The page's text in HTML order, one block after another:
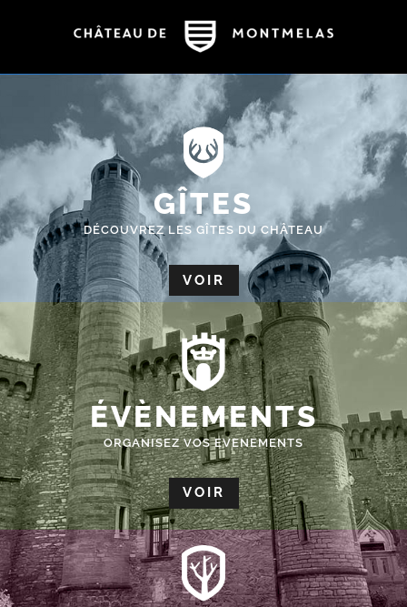
GÎTES
DÉCOUVREZ LES GÎTES DU CHÂTEAU
VOIR
ÉVÈNEMENTS
ORGANISEZ VOS EVENEMENTS
VOIR